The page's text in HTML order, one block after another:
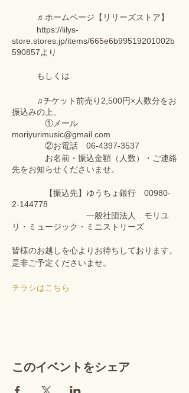
♬ホームページ【リリーズストア】
https://lilys-
store.stores.jp/items/665e6b99519201002b
590857より
もしくは
♫チケット前売り2,500円×人数分をお
振込みの上、
①メール
moriyurimusic@gmail.com
②お電話 06-4397-3537
お名前・振込金額（人数）・ご連絡
先をお知らせくださいませ。
【振込先】ゆうちょ銀行 00980-
2-144778
一般社団法人 モリユ
リ・ミュージック・ミニストリーズ
皆様のお越しを心よりお待ちしております。
是非ご予定くださいませ。
チラシはこちら
このイベントをシェア